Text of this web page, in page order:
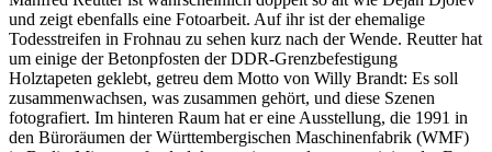
und zeigt ebenfalls eine Fotoarbeit. Auf ihr ist der ehemalige
Todesstreifen in Frohnau zu sehen kurz nach der Wende. Reutter hat
um einige der Betonpfosten der DDR-Grenzbefestigung
Holztapeten geklebt, getreu dem Motto von Willy Brandt: Es soll
zusammenwachsen, was zusammen gehört, und diese Szenen
fotografiert. Im hinteren Raum hat er eine Ausstellung, die 1991 in
den Büroräumen der Württembergischen Maschinenfabrik (WMF)